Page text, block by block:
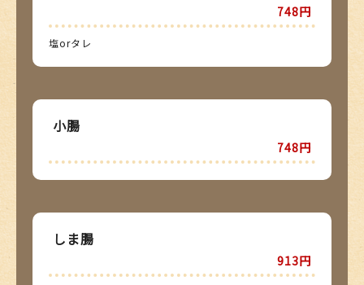
748円
塩orタレ
小腸
748円
しま腸
913円